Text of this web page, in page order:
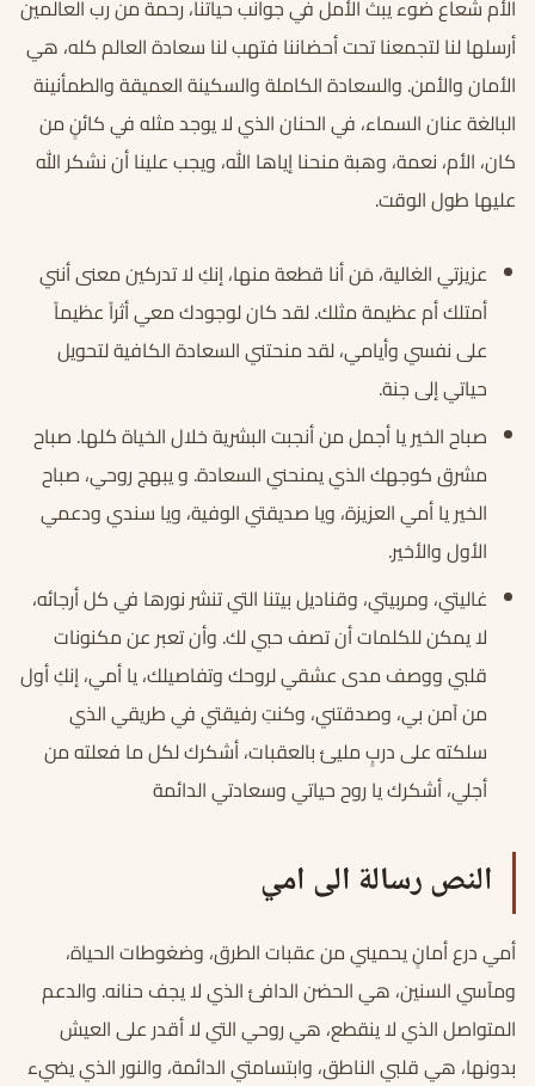
الأم شعاع ضوء يبث الأمل في جوانب حياتنا، رحمة من رب العالمين
أرسلها لنا لتجمعنا تحت أحضاننا فتهب لنا سعادة العالم كله، هي
الأمان والأمن. والسعادة الكاملة والسكينة العميقة والطمأنينة
البالغة عنان السماء، في الحنان الذي لا يوجد مثله في كائنٍ من
كان، الأم، نعمة، وهبة منحنا إياها الله، ويجب علينا أن نشكر الله
عليها طول الوقت.
عزيزتي الغالية، مَن أنا قطعة منها، إنكِ لا تدركين معنى أنني
أمتلك أم عظيمة مثلك. لقد كان لوجودك معي أثراً عظيماً
على نفسي وأيامي، لقد منحتني السعادة الكافية لتحويل
حياتي إلى جنة.
صباح الخير يا أجمل من أنجبت البشرية خلال الخياة كلها. صباح
مشرق كوجهك الذي يمنحني السعادة. و يبهج روحي، صباح
الخير يا أمي العزيزة، ويا صديقتي الوفية، ويا سندي ودعمي
الأول والأخير.
غاليتي، ومربيتي، وقناديل بيتنا التي تنشر نورها في كل أرجائه،
لا يمكن للكلمات أن تصف حبي لك. وأن تعبر عن مكنونات
قلبي ووصف مدى عشقي لروحك وتفاصيلك، يا أمي، إنكِ أول
من آمن بي، وصدقتني، وكنتِ رفيقتي في طريقي الذي
سلكته على دربٍ مليئ بالعقبات، أشكرك لكل ما فعلته من
أجلي، أشكرك يا روح حياتي وسعادتي الدائمة
النص رسالة الى امي
أمي درع أمانٍ يحميني من عقبات الطرق، وضغوطات الحياة،
ومآسي السنين، هي الحضن الدافئ الذي لا يجف حنانه. والدعم
المتواصل الذي لا ينقطع، هي روحي التي لا أقدر على العيش
بدونها، هي قلبي الناطق، وابتسامتي الدائمة، والنور الذي يضيء